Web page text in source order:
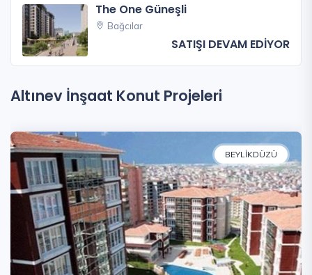
The One Güneşli
Bağcılar
SATIŞI DEVAM EDİYOR
Altınev İnşaat Konut Projeleri
BEYLIKDÜZÜ